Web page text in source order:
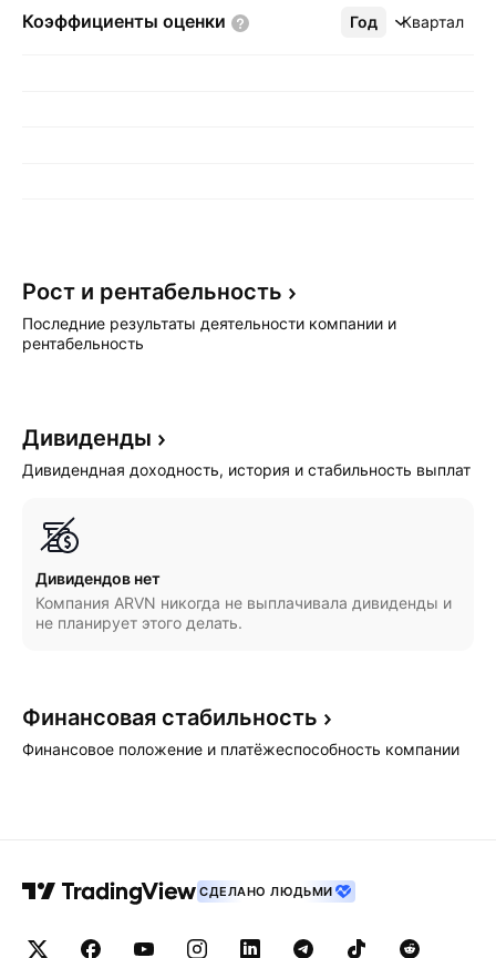
Коэффициенты оценки Год Квартал
Ещё
Рост и рентабельность
Последние результаты деятельности компании и
рентабельность
Дивиденды
Дивидендная доходность, история и стабильность выплат
Дивидендов нет
Компания ARVN никогда не выплачивала дивиденды и
не планирует этого делать.
Финансовая стабильность
Финансовое положение и платёжеспособность компании
СДЕЛАНО ЛЮДЬМИ